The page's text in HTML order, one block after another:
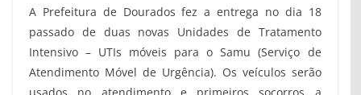
A Prefeitura de Dourados fez a entrega no dia 18
passado de duas novas Unidades de Tratamento
Intensivo – UTIs móveis para o Samu (Serviço de
Atendimento Móvel de Urgência). Os veículos serão